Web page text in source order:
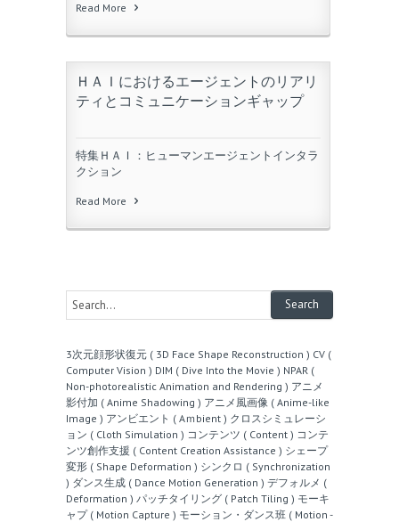
Read More
ＨＡＩにおけるエージェントのリアリ
ティとコミュニケーションギャップ
特集ＨＡＩ：ヒューマンエージェントインタラ
クション
Read More
3次元顔形状復元 ( 3D Face Shape Reconstruction ) CV (
Computer Vision ) DIM ( Dive Into the Movie ) NPAR (
Non-photorealistic Animation and Rendering ) アニメ
影付加 ( Anime Shadowing ) アニメ風画像 ( Anime-like
Image ) アンビエント ( Aｍbient ) クロスシミュレーシ
ョン ( Cloth Simulation ) コンテンツ ( Content ) コンテ
ンツ創作支援 ( Content Creation Assistance ) シェープ
変形 ( Shape Deformation ) シンクロ ( Synchronization
) ダンス生成 ( Dance Motion Generation ) デフォルメ (
Deformation ) パッチタイリング ( Patch Tiling ) モーキ
ャプ ( Motion Capture ) モーション・ダンス班 ( Motion -